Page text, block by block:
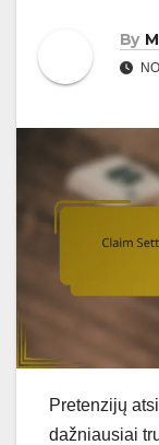
By
Pretenzijų
dažniausiai